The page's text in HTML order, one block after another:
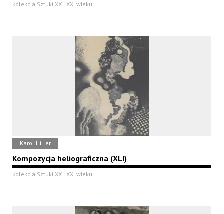
Kolekcja Sztuki XX i XXI wieku
Karol Hiller
Kompozycja heliograficzna (XLI)
Kolekcja Sztuki XX i XXI wieku